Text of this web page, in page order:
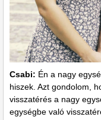
Csabi: Én a nagy
hiszek. Azt gondolom,
visszatérés a nagy
egységbe való